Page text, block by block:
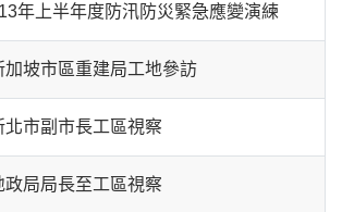
年上半年度防汛防災緊急應變演練
加坡市區重建局工地參訪
北市副市長工區視察
政局局長至工區視察